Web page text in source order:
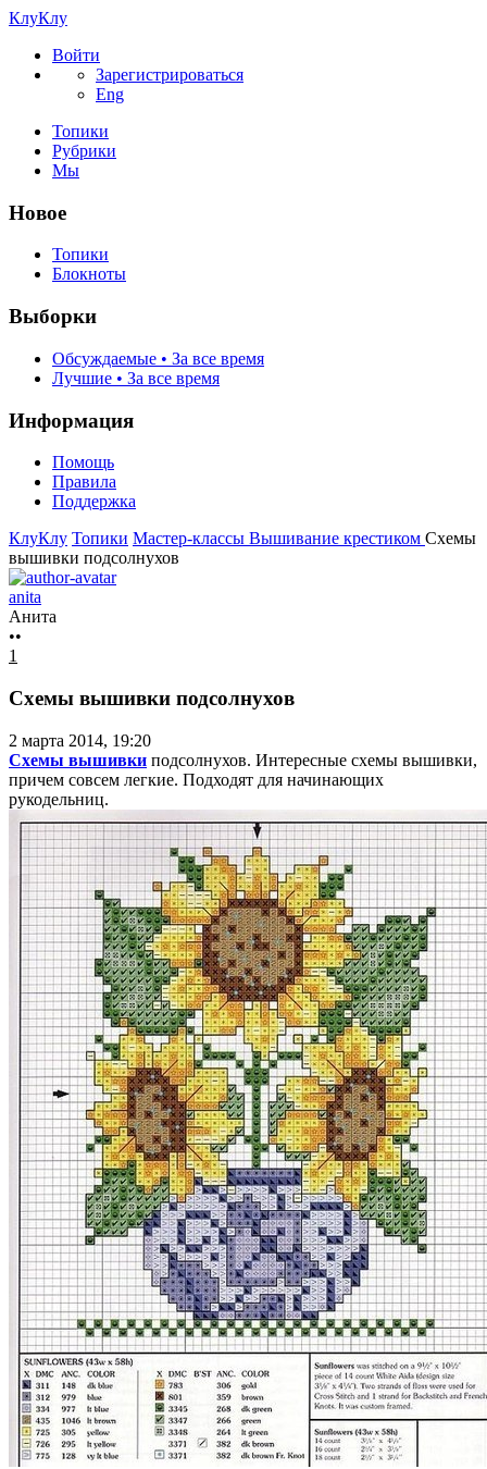
КлуКлу
Войти
Зарегистрироваться
Eng
Топики
Рубрики
Мы
Новое
Топики
Блокноты
Выборки
Обсуждаемые • За все время
Лучшие • За все время
Информация
Помощь
Правила
Поддержка
КлуКлу Топики Мастер-классы Вышивание крестиком Схемы
вышивки подсолнухов
anita
Анита
••
1
Схемы вышивки подсолнухов
2 марта 2014, 19:20
Схемы вышивки подсолнухов. Интересные схемы вышивки,
причем совсем легкие. Подходят для начинающих
рукодельниц.